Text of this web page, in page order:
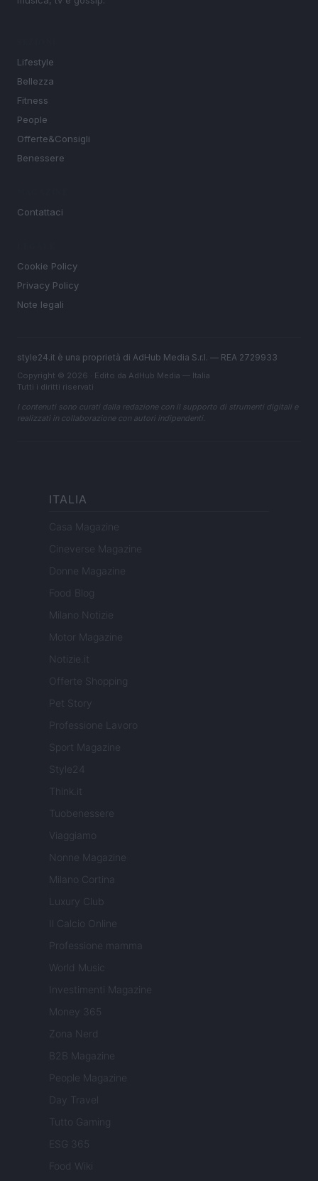
Lifestyle
Bellezza
Fitness
People
Offerte&Consigli
Benessere
Contattaci
Cookie Policy
Privacy Policy
Note legali
style24.it è una proprietà di AdHub Media S.r.l. — REA 2729933
Copyright © 2026 · Edito da AdHub Media — Italia
Tutti i diritti riservati
I contenuti sono curati dalla redazione con il supporto di strumenti digitali e
realizzati in collaborazione con autori indipendenti.
ITALIA
Casa Magazine
Cineverse Magazine
Donne Magazine
Food Blog
Milano Notizie
Motor Magazine
Notizie.it
Offerte Shopping
Pet Story
Professione Lavoro
Sport Magazine
Style24
Think.it
Tuobenessere
Viaggiamo
Nonne Magazine
Milano Cortina
Luxury Club
Il Calcio Online
Professione mamma
World Music
Investimenti Magazine
Money 365
Zona Nerd
B2B Magazine
People Magazine
Day Travel
Tutto Gaming
ESG 365
Food Wiki